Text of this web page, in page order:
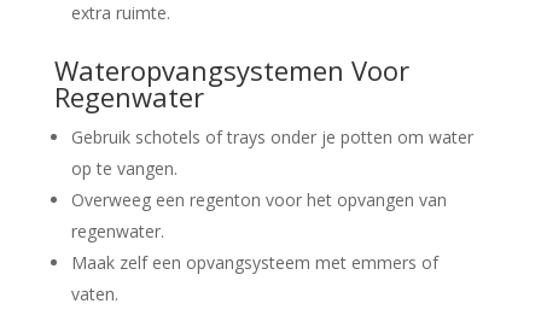
extra ruimte.
Wateropvangsystemen Voor
Regenwater
Gebruik schotels of trays onder je potten om water
op te vangen.
Overweeg een regenton voor het opvangen van
regenwater.
Maak zelf een opvangsysteem met emmers of
vaten.